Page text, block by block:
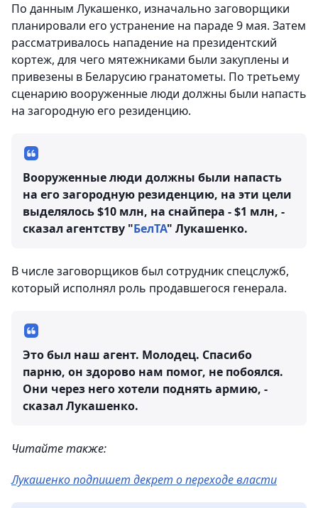
По данным Лукашенко, изначально заговорщики
планировали его устранение на параде 9 мая. Затем
рассматривалось нападение на президентский
кортеж, для чего мятежниками были закуплены и
привезены в Беларусию гранатометы. По третьему
сценарию вооруженные люди должны были напасть
на загородную его резиденцию.
Вооруженные люди должны были напасть
на его загородную резиденцию, на эти цели
выделялось $10 млн, на снайпера - $1 млн, -
сказал агентству "БелТА" Лукашенко.
В числе заговорщиков был сотрудник спецслужб,
который исполнял роль продавшегося генерала.
Это был наш агент. Молодец. Спасибо
парню, он здорово нам помог, не побоялся.
Они через него хотели поднять армию, -
сказал Лукашенко.
Читайте также:
Лукашенко подпишет декрет о переходе власти